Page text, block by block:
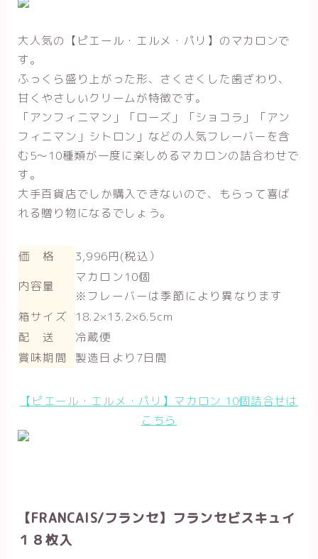
大人気の【ピエール・エルメ・パリ】のマカロンで
す。
ふっくら盛り上がった形、さくさくした歯ざわり、
甘くやさしいクリームが特徴です。
「アンフィニマン」「ローズ」「ショコラ」「アン
フィニマン」シトロン」などの人気フレーバーを含
む5～10種類が一度に楽しめるマカロンの詰合わせで
す。
大手百貨店でしか購入できないので、もらって喜ば
れる贈り物になるでしょう。
価 格
3,996円(税込）
内容量
マカロン10個
※フレーバーは季節により異なります
箱サイズ
18.2×13.2×6.5cm
配 送
冷蔵便
賞味期間
製造日より7日間
【ピエール・エルメ・パリ】マカロン 10個詰合せは
こちら
【FRANCAIS/フランセ】フランセビスキュイ
１８枚入